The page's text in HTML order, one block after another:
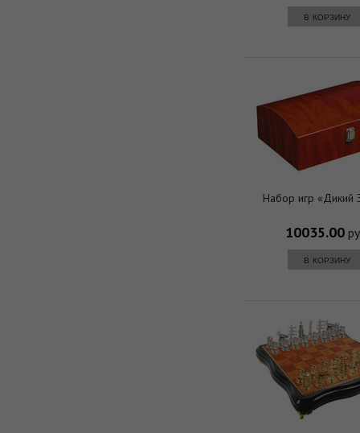
в корзину
Набор игр «Дикий
10035.00
в корзину